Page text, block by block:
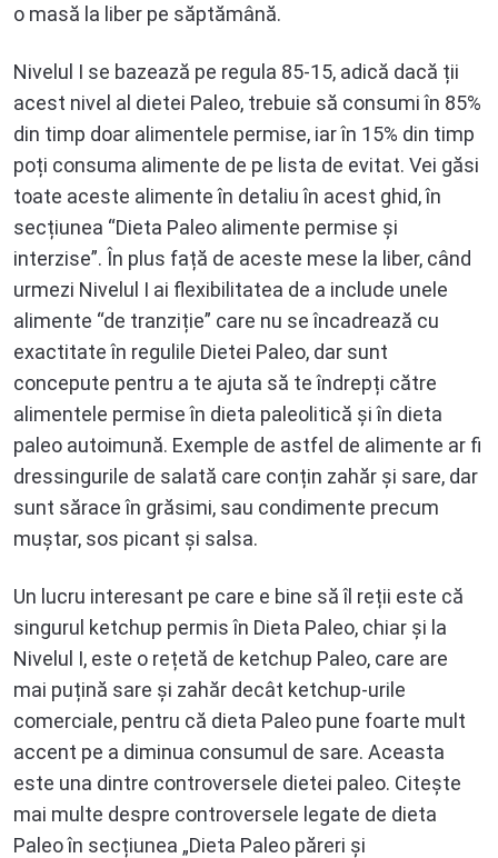
o masă la liber pe săptămână.
Nivelul I se bazează pe regula 85-15, adică dacă ții
acest nivel al dietei Paleo, trebuie să consumi în 85%
din timp doar alimentele permise, iar în 15% din timp
poți consuma alimente de pe lista de evitat. Vei găsi
toate aceste alimente în detaliu în acest ghid, în
secțiunea “Dieta Paleo alimente permise și
interzise”. În plus față de aceste mese la liber, când
urmezi Nivelul I ai flexibilitatea de a include unele
alimente “de tranziție” care nu se încadrează cu
exactitate în regulile Dietei Paleo, dar sunt
concepute pentru a te ajuta să te îndrepți către
alimentele permise în dieta paleolitică și în dieta
paleo autoimună. Exemple de astfel de alimente ar fi
dressingurile de salată care conțin zahăr și sare, dar
sunt sărace în grăsimi, sau condimente precum
muștar, sos picant și salsa.
Un lucru interesant pe care e bine să îl reții este că
singurul ketchup permis în Dieta Paleo, chiar și la
Nivelul I, este o rețetă de ketchup Paleo, care are
mai puțină sare și zahăr decât ketchup-urile
comerciale, pentru că dieta Paleo pune foarte mult
accent pe a diminua consumul de sare. Aceasta
este una dintre controversele dietei paleo. Citește
mai multe despre controversele legate de dieta
Paleo în secțiunea „Dieta Paleo păreri și